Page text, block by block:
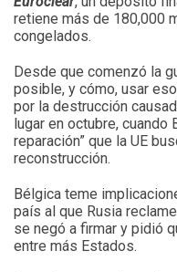
retiene más de 180,000
congelados.
Desde que comenzó la
posible, y cómo, usar
por la destrucción
lugar en octubre, cuando
reparación” que la UE
reconstrucción.
Bélgica teme
país al que Rusia
se negó a firmar y pidió
entre más Estados.